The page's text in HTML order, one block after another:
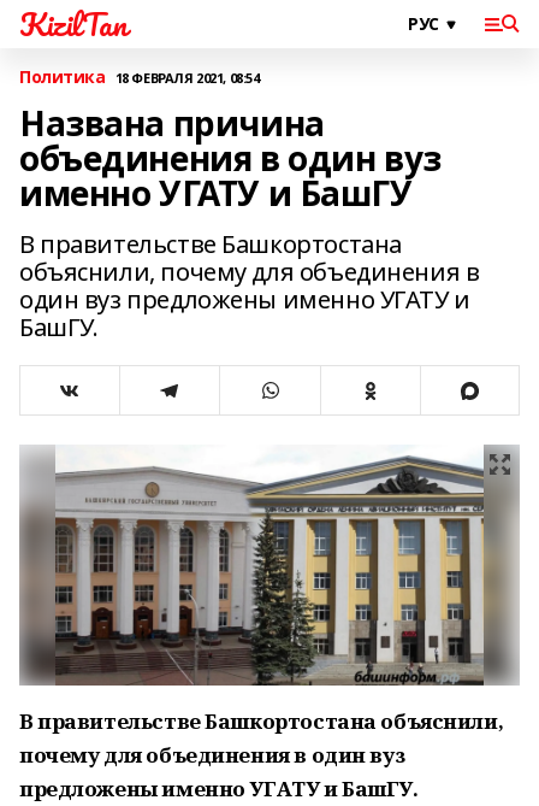
KizilTan
Политика 18 ФЕВРАЛЯ 2021, 08:54
Названа причина
объединения в один вуз
именно УГАТУ и БашГУ
В правительстве Башкортостана
объяснили, почему для объединения в
один вуз предложены именно УГАТУ и
БашГУ.
В правительстве Башкортостана объяснили,
почему для объединения в один вуз
предложены именно УГАТУ и БашГУ.